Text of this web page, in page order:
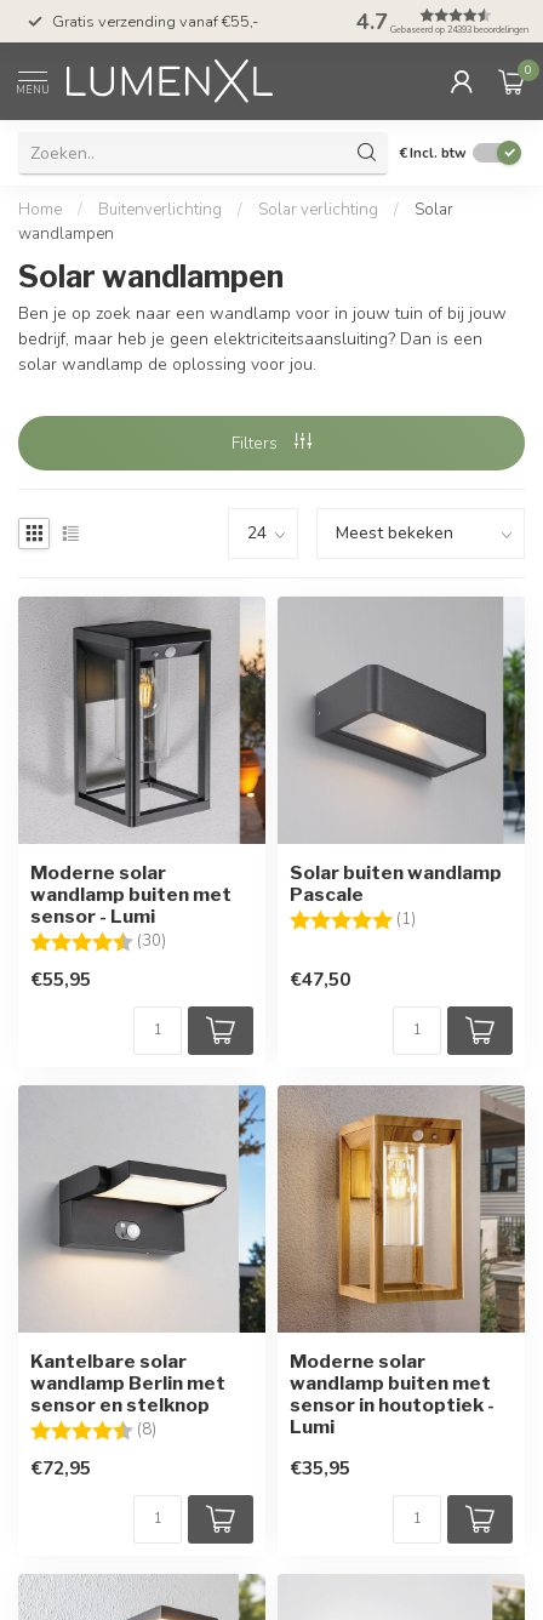
Gratis verzending vanaf €55,- 50 dagen
met Klarna
4.7 Gebaseerd op 24393 beoordelingen
MENU
0
€Incl. btw
Home / Buitenverlichting / Solar verlichting /
Solar
wandlampen
Solar wandlampen
Ben je op zoek naar een wandlamp voor in jouw tuin of bij jouw
bedrijf, maar heb je geen elektriciteitsaansluiting? Dan is een
solar wandlamp de oplossing voor jou.
Filters
Moderne solar
wandlamp buiten met
sensor - Lumi
Beoordeling: (30)
€55,95
Solar buiten wandlamp
Pascale
Beoordeling: (1)
€47,50
Kantelbare solar
wandlamp Berlin met
sensor en stelknop
Beoordeling: (8)
€72,95
Moderne solar
wandlamp buiten met
sensor in houtoptiek -
Lumi
€35,95